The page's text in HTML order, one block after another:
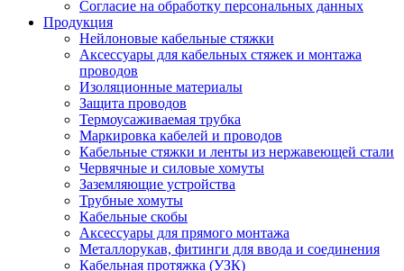
Согласие на обработку персональных данных
Продукция
Нейлоновые кабельные стяжки
Аксессуары для кабельных стяжек и монтажа
проводов
Изоляционные материалы
Защита проводов
Термоусаживаемая трубка
Маркировка кабелей и проводов
Кабельные стяжки и ленты из нержавеющей стали
Червячные и силовые хомуты
Заземляющие устройства
Трубные хомуты
Кабельные скобы
Аксессуары для прямого монтажа
Металлорукав, фитинги для ввода и соединения
Кабельная протяжка (УЗК)